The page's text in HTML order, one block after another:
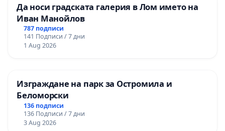
Да носи градската галерия в Лом името на
Иван Манойлов
787 подписи
141 Подписи / 7 дни
1 Aug 2026
Изграждане на парк за Остромила и
Беломорски
136 подписи
136 Подписи / 7 дни
3 Aug 2026